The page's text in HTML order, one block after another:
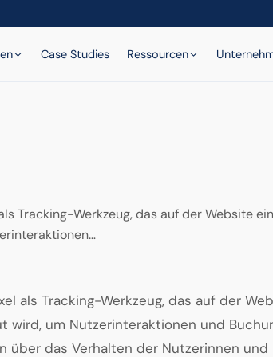
Case Studies Ressourcen
Tracking-Werkzeug, das auf der Website
als Tracking-Werkzeug, das auf der
wird, um Nutzerinteraktionen und
über das Verhalten der Nutzerinnen und